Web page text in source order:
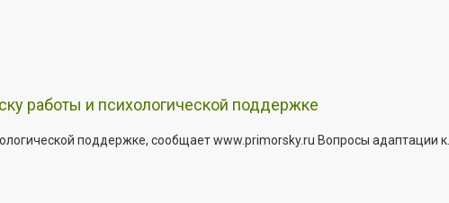
работы и психологической поддержке
поддержке, сообщает www.primorsky.ru Вопросы адаптации к...